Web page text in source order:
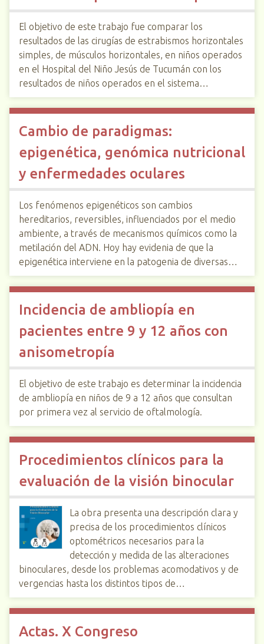
El objetivo de este trabajo fue comparar los
resultados de las cirugías de estrabismos horizontales
simples, de músculos horizontales, en niños operados
en el Hospital del Niño Jesús de Tucumán con los
resultados de niños operados en el sistema…
Cambio de paradigmas:
epigenética, genómica nutricional
y enfermedades oculares
Los fenómenos epigenéticos son cambios
hereditarios, reversibles, influenciados por el medio
ambiente, a través de mecanismos químicos como la
metilación del ADN. Hoy hay evidenia de que la
epigenética interviene en la patogenia de diversas…
Incidencia de ambliopía en
pacientes entre 9 y 12 años con
anisometropía
El objetivo de este trabajo es determinar la incidencia
de ambliopía en niños de 9 a 12 años que consultan
por primera vez al servicio de oftalmología.
Procedimientos clínicos para la
evaluación de la visión binocular
La obra presenta una descripción clara y
precisa de los procedimientos clínicos
optométricos necesarios para la
detección y medida de las alteraciones
binoculares, desde los problemas acomodativos y de
vergencias hasta los distintos tipos de…
Actas. X Congreso